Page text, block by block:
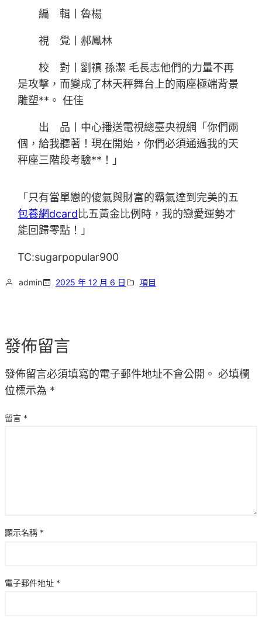
編 輯丨魯楊
視 覺丨郝鳳林
校 對丨劉禛 孫潔 毛長志他們的力量不再
是攻擊，而變成了林天秤舞台上的兩座極端背景
雕塑**。 任佳
出 品丨中心播送電視總臺央視網「你們兩
個，給我聽著！現在開始，你們必須通過我的天
秤座三階段考驗**！」
「只有當單戀的傻氣與財富的霸氣達到完美的五
包養網dcard比五黃金比例時，我的戀愛運勢才
能回歸零點！」
TC:sugarpopular900
admin 2025 年 12 月 6 日 項目
發佈留言
發佈留言必須填寫的電子郵件地址不會公開。 必填欄
位標示為 *
留言 *
顯示名稱 *
電子郵件地址 *